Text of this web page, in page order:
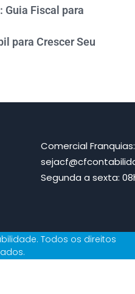
Guia Fiscal para
para Crescer Seu
Comercial
Segunda a sexta:
Todos os direitos